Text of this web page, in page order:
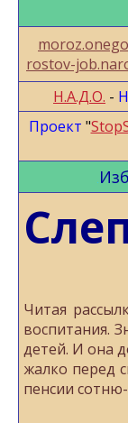
rostov-
Н.А.Д.О. -
Проект "
Читая
воспитания.
детей. И она
жалко перед
пенсии